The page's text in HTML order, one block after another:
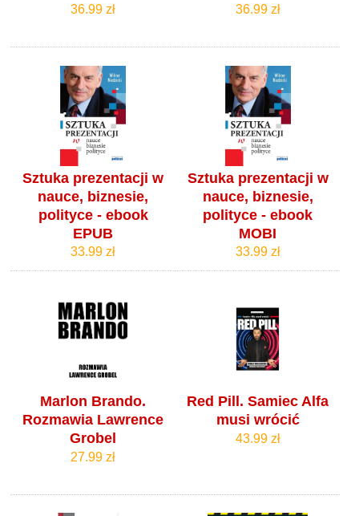
36.99 zł 36.99 zł
Sztuka prezentacji w
nauce, biznesie,
polityce - ebook
EPUB
33.99 zł
Sztuka prezentacji w
nauce, biznesie,
polityce - ebook
MOBI
33.99 zł
Marlon Brando.
Rozmawia Lawrence
Grobel
27.99 zł
Red Pill. Samiec Alfa
musi wrócić
43.99 zł